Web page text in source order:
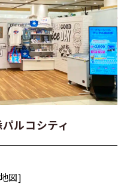
ルコシティ
図]